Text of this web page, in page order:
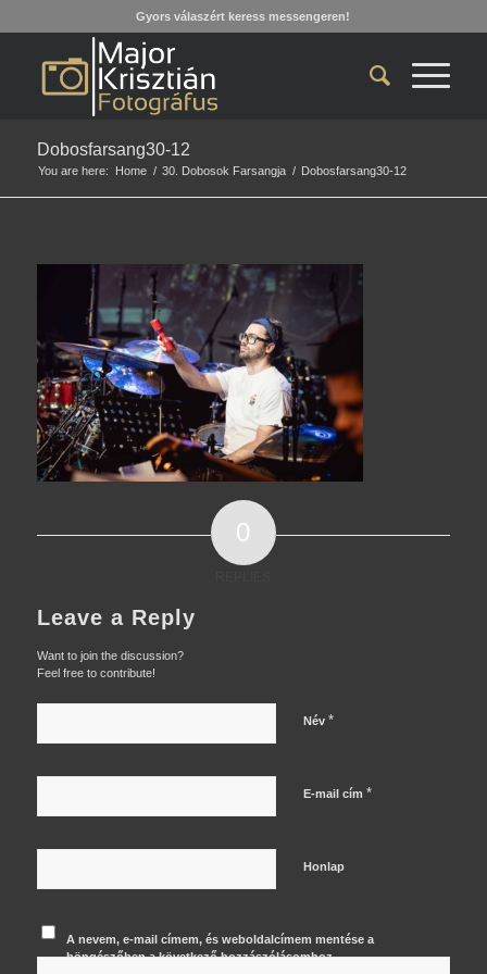
Gyors válaszért keress messengeren!
Dobosfarsang30-12
You are here: Home / 30. Dobosok Farsangja / Dobosfarsang30-12
0
Leave a Reply
Want to join the discussion?
Feel free to contribute!
Név *
E-mail cím *
Honlap
A nevem, e-mail címem, és weboldalcímem mentése a
böngészőben a következő hozzászólásomhoz.